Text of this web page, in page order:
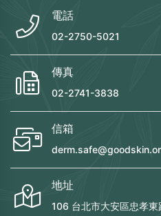
電話
02-2750-5021
傳真
02-2741-3838
信箱
地址
106 台北市大安區忠孝